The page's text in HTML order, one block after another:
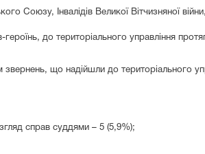
Союзу, Інвалідів Великої Вітчизняної
героїнь, до територіального управління
що надійшли до територіального
справ суддями – 5 (5,9%);